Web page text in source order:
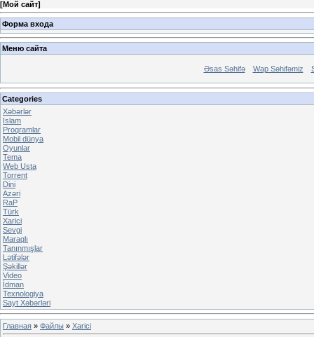
[Мой сайт]
Форма входа
Меню сайта
Əsas Səhifə Wap Səhifəmiz
Categories
Xəbərlər
Islam
Proqramlar
Mobil dünya
Oyunlar
Tema
Web Usta
Torrent
Dini
Azəri
RaP
Türk
Xarici
Sevgi
Maraqlı
Tanınmışlar
Lətifələr
Şəkillər
Video
İdman
Texnologiya
Sayt Xəbərləri
Главная » Файлы » Xarici